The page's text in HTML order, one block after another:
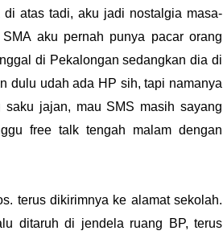
atas tadi, aku jadi nostalgia masa-
aku pernah punya pacar orang
di Pekalongan sedangkan dia di
dulu udah ada HP sih, tapi namanya
jajan, mau SMS masih sayang
free talk tengah malam dengan
terus dikirimnya ke alamat sekolah.
ditaruh di jendela ruang BP, terus